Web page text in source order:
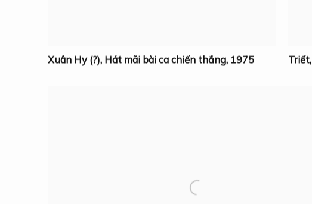
Xuân Hy (?), Hát mãi bài ca chiến thắng, 1975 Triết,